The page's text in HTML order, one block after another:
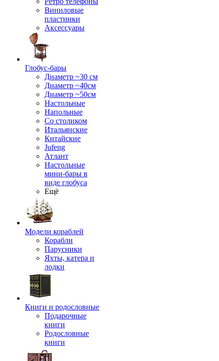
Виниловые
пластинки
Аксессуары
Глобус-бары
Диаметр ~30 см
Диаметр ~40см
Диаметр ~50см
Настольные
Напольные
Со столиком
Итальянские
Китайские
Jufeng
Атлант
Настольные
мини-бары в
виде глобуса
Ещё
Модели кораблей
Корабли
Парусники
Яхты, катера и
лодки
Книги и родословные
Подарочные
книги
Родословные
книги